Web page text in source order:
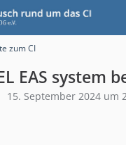
zum CI
EAS system
15. September 2024 um